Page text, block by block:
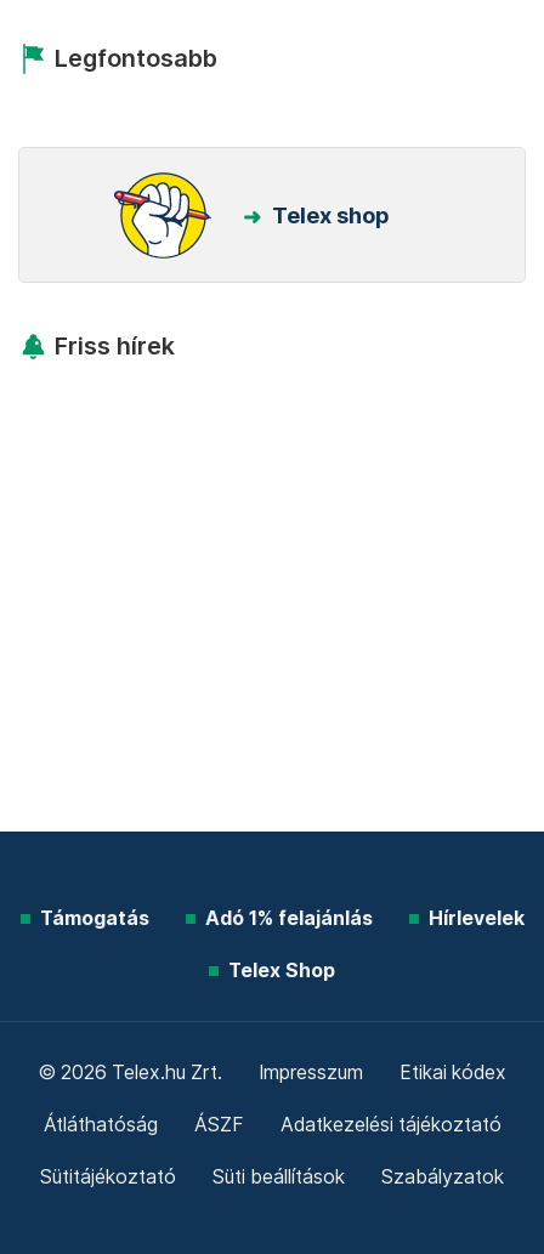
Legfontosabb
Telex shop
Friss hírek
Támogatás Adó 1% felajánlás Hírlevelek
Telex Shop
© 2026 Telex.hu Zrt. Impresszum Etikai kódex
Átláthatóság ÁSZF Adatkezelési tájékoztató
Sütitájékoztató Süti beállítások Szabályzatok